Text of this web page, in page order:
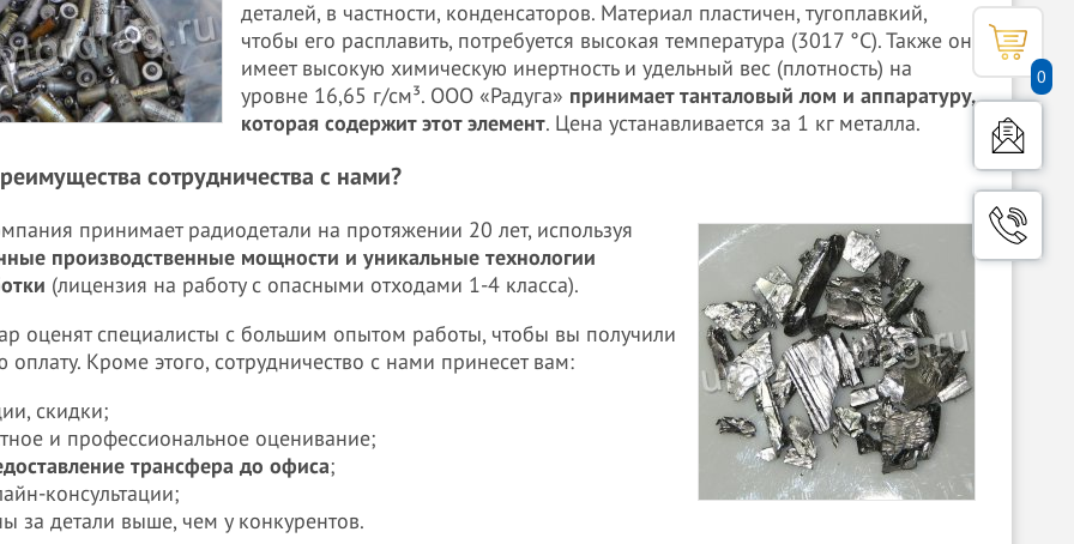
0
деталей, в частности, конденсаторов. Материал пластичен, тугоплавкий,
чтобы его расплавить, потребуется высокая температура (3017 °C). Также он
имеет высокую химическую инертность и удельный вес (плотность) на
уровне 16,65 г/см³. ООО «Радуга» принимает танталовый лом и аппаратуру,
которая содержит этот элемент. Цена устанавливается за 1 кг металла.
сотрудничества с нами?
принимает радиодетали на протяжении 20 лет, используя
производственные мощности и уникальные технологии
(лицензия на работу с опасными отходами 1-4 класса).
оценят специалисты с большим опытом работы, чтобы вы получили
Кроме этого, сотрудничество с нами принесет вам:
скидки;
и профессиональное оценивание;
трансфера до офиса;
консультации;
за детали выше, чем у конкурентов.